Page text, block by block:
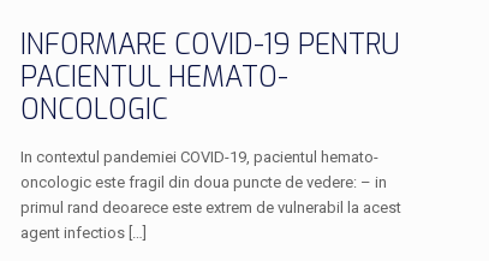
INFORMARE COVID-19 PENTRU
PACIENTUL HEMATO-
ONCOLOGIC
In contextul pandemiei COVID-19, pacientul hemato-
oncologic este fragil din doua puncte de vedere: – in
primul rand deoarece este extrem de vulnerabil la acest
agent infectios[…]